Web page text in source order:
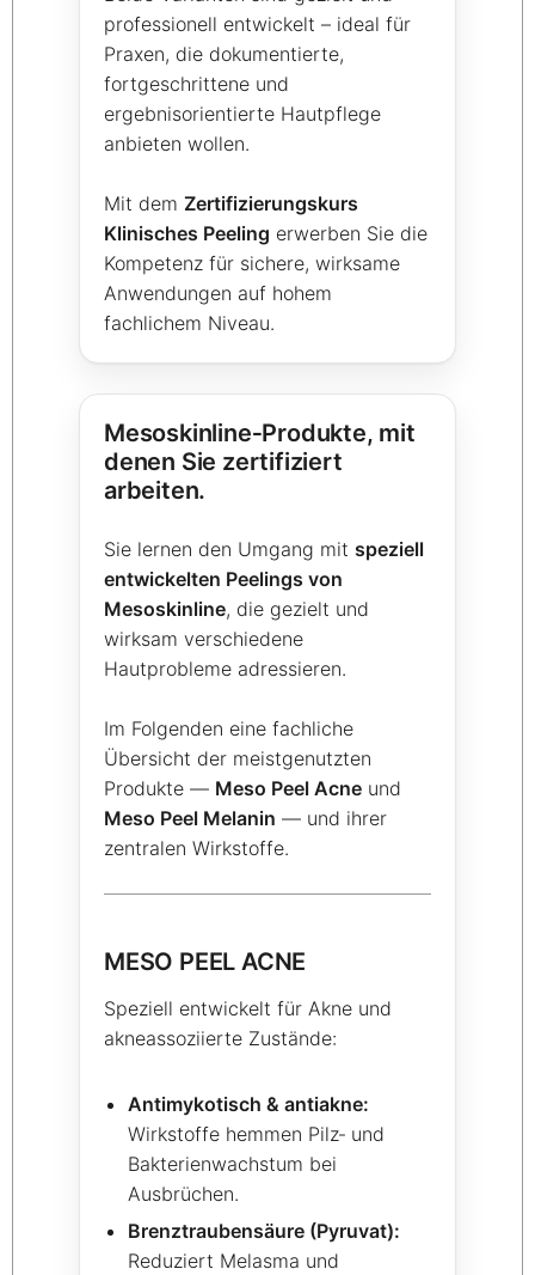
professionell entwickelt – ideal für
Praxen, die dokumentierte,
fortgeschrittene und
ergebnisorientierte Hautpflege
anbieten wollen.
Mit dem Zertifizierungskurs
Klinisches Peeling erwerben Sie die
Kompetenz für sichere, wirksame
Anwendungen auf hohem
fachlichem Niveau.
Mesoskinline‑Produkte, mit
denen Sie zertifiziert
arbeiten.
Sie lernen den Umgang mit speziell
entwickelten Peelings von
Mesoskinline, die gezielt und
wirksam verschiedene
Hautprobleme adressieren.
Im Folgenden eine fachliche
Übersicht der meistgenutzten
Produkte — Meso Peel Acne und
Meso Peel Melanin — und ihrer
zentralen Wirkstoffe.
MESO PEEL ACNE
Speziell entwickelt für Akne und
akneassoziierte Zustände:
Antimykotisch & antiakne:
Wirkstoffe hemmen Pilz‑ und
Bakterienwachstum bei
Ausbrüchen.
Brenztraubensäure (Pyruvat):
Reduziert Melasma und